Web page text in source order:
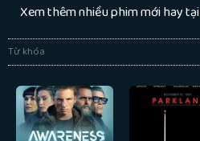
Xem thêm nhiều phim mới hay tại
Từ khóa